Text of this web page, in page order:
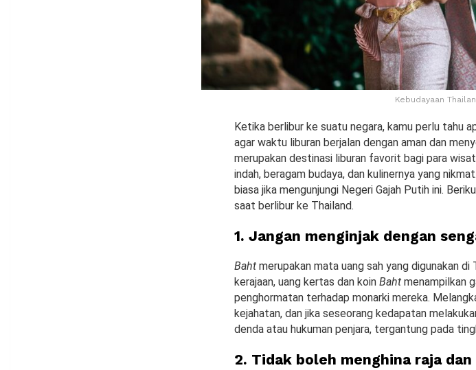
Kebudayaan
Ketika berlibur ke suatu negara, kamu perlu tahu
agar waktu liburan berjalan dengan aman dan
merupakan destinasi liburan favorit bagi para
indah, beragam budaya, dan kulinernya yang
biasa jika mengunjungi Negeri Gajah Putih ini.
saat berlibur ke Thailand.
1. Jangan menginjak dengan
Baht merupakan mata uang sah yang digunakan
kerajaan, uang kertas dan koin Baht menampilkan
penghormatan terhadap monarki mereka.
kejahatan, dan jika seseorang kedapatan
denda atau hukuman penjara, tergantung pada
2. Tidak boleh menghina raja